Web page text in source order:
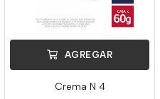
AGREGAR
Crema N 4